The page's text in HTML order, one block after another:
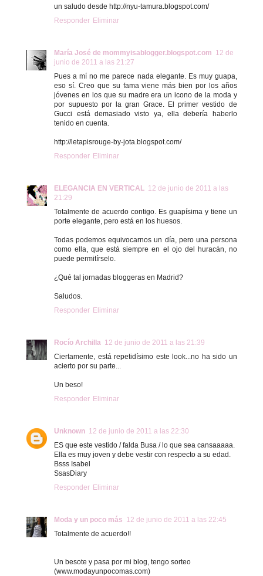
un saludo desde http://nyu-tamura.blogspot.com/
Responder Eliminar
María José de mommyisablogger.blogspot.com 12 de
junio de 2011 a las 21:27
Pues a mí no me parece nada elegante. Es muy guapa,
eso sí. Creo que su fama viene más bien por los años
jóvenes en los que su madre era un icono de la moda y
por supuesto por la gran Grace. El primer vestido de
Gucci está demasiado visto ya, ella debería haberlo
tenido en cuenta.
http://letapisrouge-by-jota.blogspot.com/
Responder Eliminar
ELEGANCIA EN VERTICAL 12 de junio de 2011 a las
21:29
Totalmente de acuerdo contigo. Es guapísima y tiene un
porte elegante, pero está en los huesos.
Todas podemos equivocarnos un día, pero una persona
como ella, que está siempre en el ojo del huracán, no
puede permitírselo.
¿Qué tal jornadas bloggeras en Madrid?
Saludos.
Responder Eliminar
Rocío Archilla 12 de junio de 2011 a las 21:39
Ciertamente, está repetidísimo este look...no ha sido un
acierto por su parte...
Un beso!
Responder Eliminar
Unknown 12 de junio de 2011 a las 22:30
ES que este vestido / falda Busa / lo que sea cansaaaaa.
Ella es muy joven y debe vestir con respecto a su edad.
Bsss Isabel
SsasDiary
Responder Eliminar
Moda y un poco más 12 de junio de 2011 a las 22:45
Totalmente de acuerdo!!
Un besote y pasa por mi blog, tengo sorteo
(www.modayunpocomas.com)